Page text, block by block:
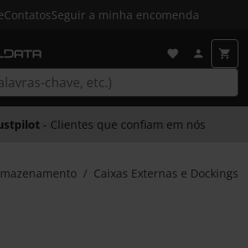
ContatosSeguir a minha encomenda
- Clientes que confiam em nós
Caixas Externas e Dockings